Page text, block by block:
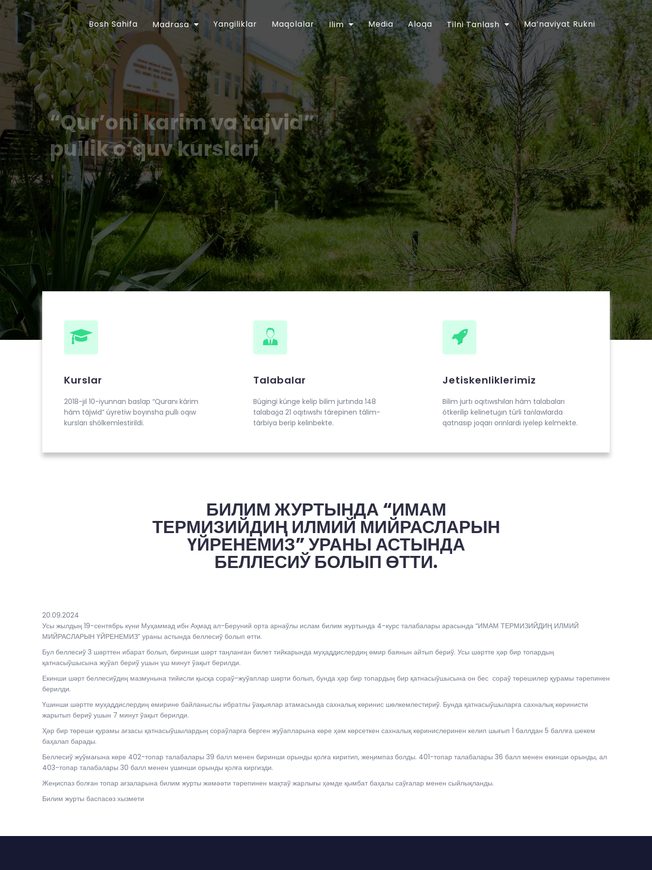
Bosh Sahifa Madrasa Yangiliklar Maqolalar Ilim Media Aloqa Tilni Tanlash Ma’naviyat Rukni
“Qur’oni karim va tajvid”
pullik o‘quv kurslari
O‘zbekiston Respublikasi Prezidentining “Diniy-ma`rifiy soha faoliyatini tubdan
takomillashtirish chora-tadbirlari to‘g‘risida”gi 2018 yil 16 apreldagi PF-5416-sonli
Farmoni bilan tasdiqlangan chora-tadbirlar Dasturining 6-bandida belgilangan
vazifalar ijrosini ta`minlash maqsadida O‘zbekiston musulmonlari idorasining 2018 yil
30 apreldagi 01A/056-sonli buyrug‘i tasdiqlandi. Shu munosabat bilan Muhammad
ibn Ahmad al-Bernuiy madrasasida 2018 yil 10 iyundan boshlab “Qur’oni karim va
tajvid” o‘rgatish bo‘yicha pullik o‘quv kurslari tashkil etildi.
Kurslar
2018-jıl 10-iyunnan baslap “Quranı kárim
hám tájwid” úyretiw boyınsha pullı oqıw
kursları shólkemlestirildi.
Talabalar
Búgingi kúnge kelip bilim jurtında 148
talabaǵa 21 oqıtıwshı tárepinen tálim-
tárbiya berip kelinbekte.
Jetiskenliklerimiz
Bilim jurtı oqıtıwshıları hám talabaları
ótkerilip kelinetuǵın túrli taǹlawlarda
qatnasıp joqarı orınlardı iyelep kelmekte.
БИЛИМ ЖУРТЫНДА “ИМАМ
ТЕРМИЗИЙДИҢ ИЛМИЙ МИЙРАСЛАРЫН
ҮЙРЕНЕМИЗ” УРАНЫ АСТЫНДА
БЕЛЛЕСИЎ БОЛЫП ӨТТИ.
20.09.2024
Усы жылдың 19-сентябрь күни Муҳаммад ибн Аҳмад ал-Беруний орта арнаўлы ислам билим журтында 4-курс талабалары арасында “ИМАМ ТЕРМИЗИЙДИҢ ИЛМИЙ
МИЙРАСЛАРЫН ҮЙРЕНЕМИЗ” ураны астында беллесиў болып өтти.
Бул беллесиў 3 шәрттен ибарат болып, биринши шәрт таңланған билет тийкарында муҳаддислердиң өмир баянын айтып бериў. Усы шәртте ҳәр бир топардың
қатнасыўшысына жуўап бериў ушын үш минут ўақыт берилди.
Екинши шәрт беллесиўдиң мазмунына тийисли қысқа сораў-жуўаплар шәрти болып, бунда ҳәр бир топардың бир қатнасыўшысына он бес сораў төрешилер қурамы тәрепинен
берилди.
Үшинши шәртте муҳаддислердиң өмирине байланыслы ибратлы ўақыялар атамасында сахналық көринис шөлкемлестириў. Бунда қатнасыўшыларға сахналық көринисти
жарытып бериў ушын 7 минут ўақыт берилди.
Ҳәр бир төреши қурамы ағзасы қатнасыўшылардың сораўларға берген жуўапларына көре ҳәм көрсеткен сахналық көринислеринен келип шығып 1 баллдан 5 баллға шекем
баҳалап барады.
Беллесиў жуўмағына көре 402-топар талабалары 39 балл менен биринши орынды қолға киритип, жеңимпаз болды. 401-топар талабалары 36 балл менен екинши орынды, ал
403-топар талабалары 30 балл менен үшинши орынды қолға киргизди.
Жеңиспаз болған топар ағзаларына билим журты жәмәәти тәрепинен мақтаў жарлығы ҳәмде қымбат баҳалы саўғалар менен сыйлықланды.
Билим журты баспасөз хызмети